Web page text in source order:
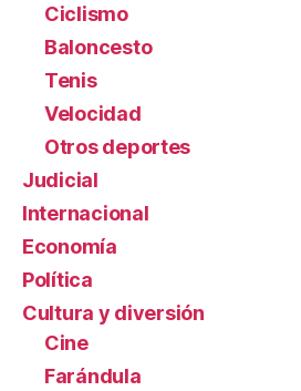
Ciclismo
Baloncesto
Tenis
Velocidad
Otros deportes
Judicial
Internacional
Economía
Política
Cultura y diversión
Cine
Farándula